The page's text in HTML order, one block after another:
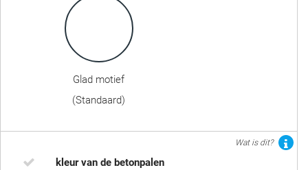
Glad motief
(Standaard)
Wat is dit?
kleur van de betonpalen